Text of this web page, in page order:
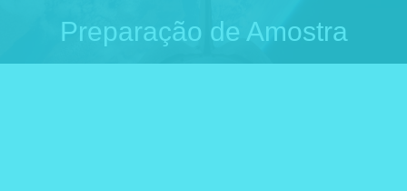
Preparação de Amostra
Você está aqui: